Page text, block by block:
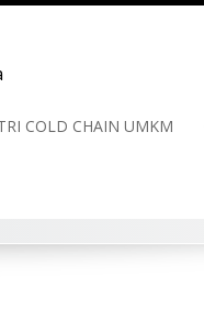
COLD CHAIN UMKM